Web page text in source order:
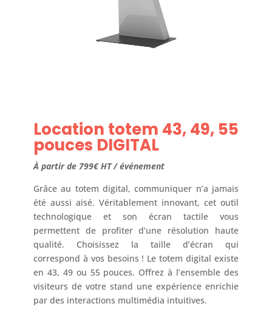
Location totem 43, 49, 55
pouces DIGITAL
À partir de 799€ HT /événement
Grâce au totem digital, communiquer n’a jamais
été aussi aisé. Véritablement innovant, cet outil
technologique et son écran tactile vous
permettent de profiter d’une résolution haute
qualité. Choisissez la taille d’écran qui
correspond à vos besoins ! Le totem digital existe
en 43, 49 ou 55 pouces. Offrez à l’ensemble des
visiteurs de votre stand une expérience enrichie
par des interactions multimédia intuitives.